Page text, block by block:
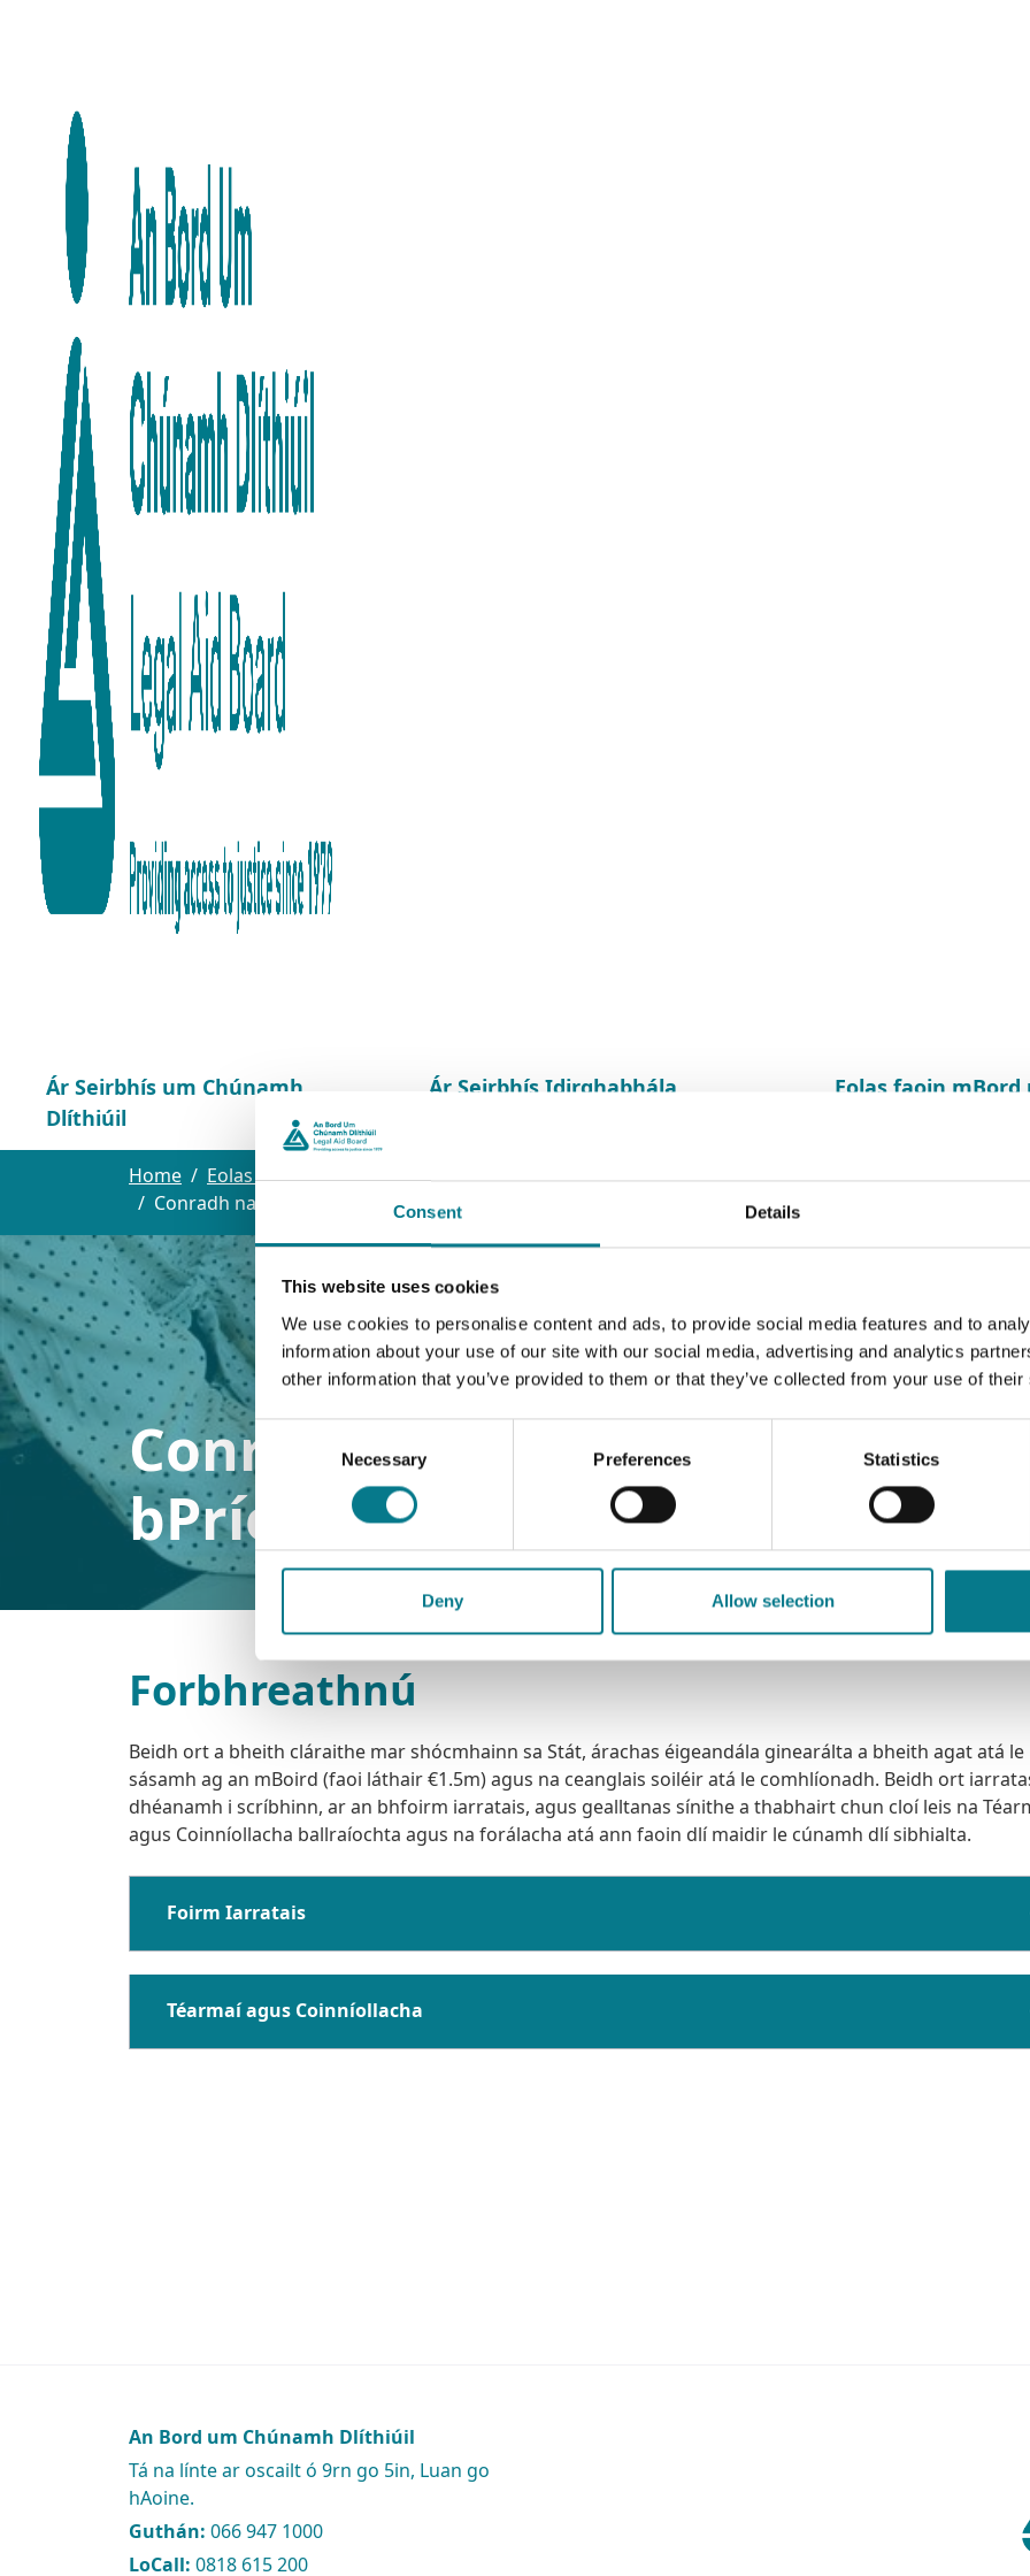
Consent Details
This website uses cookies
We use cookies to personalise content and ads, to provide social media features and to
information about your use of our site with our social media, advertising and analytics
other information that you’ve provided to them or that they’ve collected from your use of
Necessary Preferences Statistics
Deny Allow selection
Ár Seirbhís um Chúnamh
Dlíthiúil
Ár Seirbhís Idirghabhála
Eolas faoin
Home Eolas faoin mBord um Chúnamh Dlíthiúil Comhoibritheoirí Eachtracha Painéil
Conradh na Searc agus na Scoir ar an bPríomh-Chúirt
Conradh na Searc agus na
bPríomh-Chúirt
Forbhreathnú
Beidh ort a bheith cláraithe mar shócmhainn sa Stát, árachas éigeandála ginearálta a bheith agat atá le
sásamh ag an mBoird (faoi láthair €1.5m) agus na ceanglais soiléir atá le comhlíonadh. Beidh ort
dhéanamh i scríbhinn, ar an bhfoirm iarratais, agus gealltanas sínithe a thabhairt chun cloí leis na
agus Coinníollacha ballraíochta agus na forálacha atá ann faoin dlí maidir le cúnamh dlí sibhialta.
Foirm Iarratais
Téarmaí agus Coinníollacha
An Bord um Chúnamh Dlíthiúil
Tá na línte ar oscailt ó 9rn go 5in, Luan go
hAoine.
Guthán: 066 947 1000
LoCall: 0818 615 200